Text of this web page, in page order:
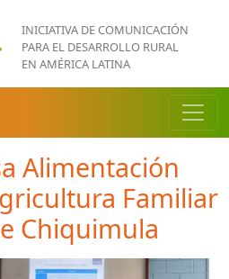
INICIATIVA DE COMUNICACIÓN
PARA EL DESARROLLO RURAL
EN AMÉRICA LATINA
Alimentación
Familiar
Chiquimula